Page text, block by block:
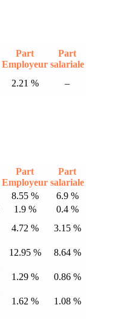
Part
Employeur
Part
salariale
2.21 % –
Part
Employeur
Part
salariale
8.55 %
6.9 %
1.9 %
0.4 %
4.72 %
3.15 %
12.95 %
8.64 %
1.29 %
0.86 %
1.62 %
1.08 %